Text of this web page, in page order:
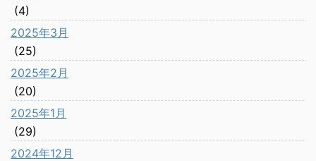
(4)
2025年3月
(25)
2025年2月
(20)
2025年1月
(29)
2024年12月